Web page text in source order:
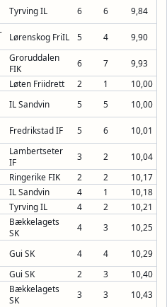
Tyrving IL 6 6 9,84
Lørenskog FriIL 5 4 9,90
Groruddalen
FIK
6 7
9,93
Løten Friidrett 2 1
10,00
IL Sandvin 5 5 10,00
Fredrikstad IF 5 6 10,01
Lambertseter
IF
3 2
10,04
Ringerike FIK 2 2
10,17
IL Sandvin 4 1
10,18
Tyrving IL 4 2
10,21
Bækkelagets
SK
4 3 10,25
Gui SK 4 4
10,29
Gui SK 2 3
10,40
Bækkelagets
SK
3 3
10,43